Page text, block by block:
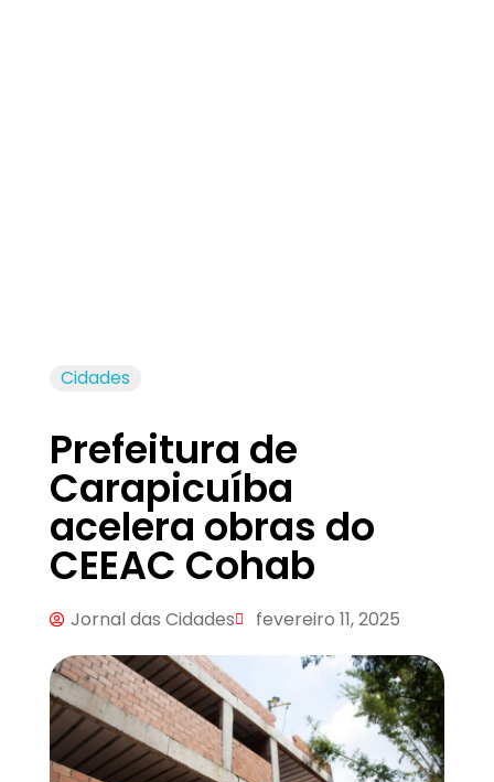
Cidades
Prefeitura de
Carapicuíba
acelera obras do
CEEAC Cohab
Jornal das Cidades fevereiro 11, 2025